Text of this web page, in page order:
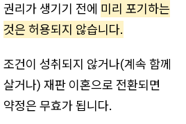
권리가 생기기 전에 미리 포기하는
것은 허용되지 않습니다.
조건이 성취되지 않거나(계속 함께
살거나) 재판 이혼으로 전환되면
약정은 무효가 됩니다.